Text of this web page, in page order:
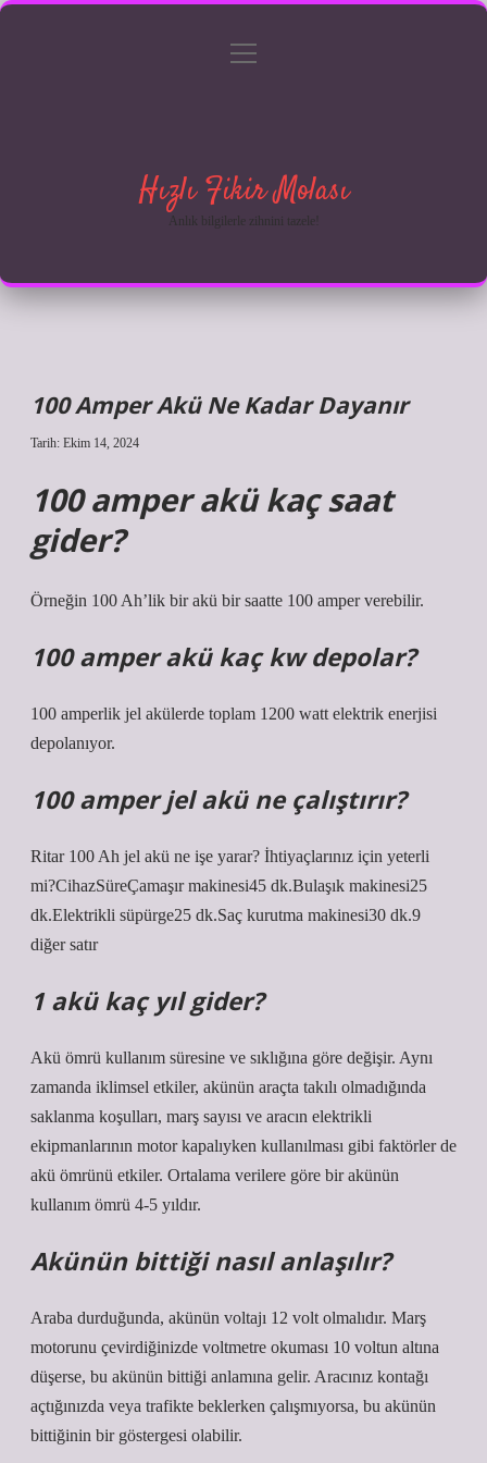
Gizlilik Politikası
menüyü
Hızlı Fikir Molası
Anlık bilgilerle zihnini tazele!
100 Amper Akü Ne Kadar Dayanır
Tarih: Ekim 14, 2024
100 amper akü kaç saat
gider?
Örneğin 100 Ah’lik bir akü bir saatte 100 amper verebilir.
100 amper akü kaç kw depolar?
100 amperlik jel akülerde toplam 1200 watt elektrik enerjisi
depolanıyor.
100 amper jel akü ne çalıştırır?
Ritar 100 Ah jel akü ne işe yarar? İhtiyaçlarınız için yeterli
mi?CihazSüreÇamaşır makinesi45 dk.Bulaşık makinesi25
dk.Elektrikli süpürge25 dk.Saç kurutma makinesi30 dk.9
diğer satır
1 akü kaç yıl gider?
Akü ömrü kullanım süresine ve sıklığına göre değişir. Aynı
zamanda iklimsel etkiler, akünün araçta takılı olmadığında
saklanma koşulları, marş sayısı ve aracın elektrikli
ekipmanlarının motor kapalıyken kullanılması gibi faktörler de
akü ömrünü etkiler. Ortalama verilere göre bir akünün
kullanım ömrü 4-5 yıldır.
Akünün bittiği nasıl anlaşılır?
Araba durduğunda, akünün voltajı 12 volt olmalıdır. Marş
motorunu çevirdiğinizde voltmetre okuması 10 voltun altına
düşerse, bu akünün bittiği anlamına gelir. Aracınız kontağı
açtığınızda veya trafikte beklerken çalışmıyorsa, bu akünün
bittiğinin bir göstergesi olabilir.